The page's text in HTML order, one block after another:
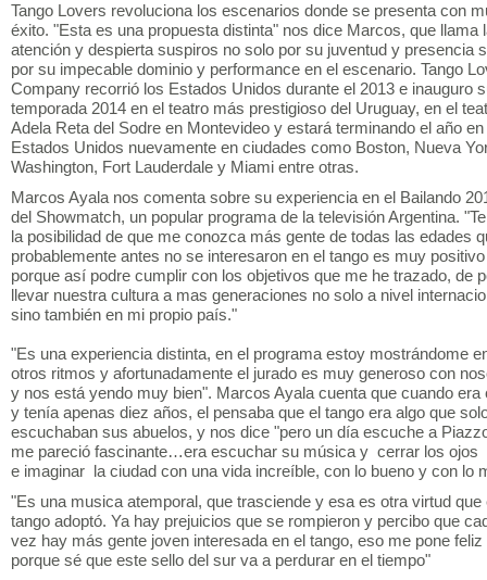
Tango Lovers revoluciona los escenarios donde se presenta con
éxito. "Esta es una propuesta distinta" nos dice Marcos, que llama
atención y despierta suspiros no solo por su juventud y presencia
por su impecable dominio y performance en el escenario. Tango
Company recorrió los Estados Unidos durante el 2013 e inauguro
temporada 2014 en el teatro más prestigioso del Uruguay, en el
Adela Reta del Sodre en Montevideo y estará terminando el año en
Estados Unidos nuevamente en ciudades como Boston, Nueva
Washington, Fort Lauderdale y Miami entre otras.
Marcos Ayala nos comenta sobre su experiencia en el Bailando
del Showmatch, un popular programa de la televisión Argentina.
la posibilidad de que me conozca más gente de todas las edades
probablemente antes no se interesaron en el tango es muy positivo
porque así podre cumplir con los objetivos que me he trazado, de
llevar nuestra cultura a mas generaciones no solo a nivel
sino también en mi propio país."
"Es una experiencia distinta, en el programa estoy mostrándome
otros ritmos y afortunadamente el jurado es muy generoso con
y nos está yendo muy bien". Marcos Ayala cuenta que cuando era
y tenía apenas diez años, el pensaba que el tango era algo que
escuchaban sus abuelos, y nos dice "pero un día escuche a
me pareció fascinante…era escuchar su música y cerrar los ojos
e imaginar la ciudad con una vida increíble, con lo bueno y con lo
"Es una musica atemporal, que trasciende y esa es otra virtud que
tango adoptó. Ya hay prejuicios que se rompieron y percibo que
vez hay más gente joven interesada en el tango, eso me pone feliz
porque sé que este sello del sur va a perdurar en el tiempo"